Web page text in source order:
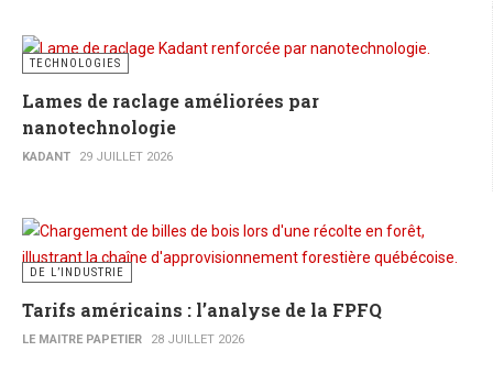
TECHNOLOGIES
Lames de raclage améliorées par
nanotechnologie
KADANT 29 JUILLET 2026
DE L’INDUSTRIE
Tarifs américains : l’analyse de la FPFQ
LE MAITRE PAPETIER 28 JUILLET 2026